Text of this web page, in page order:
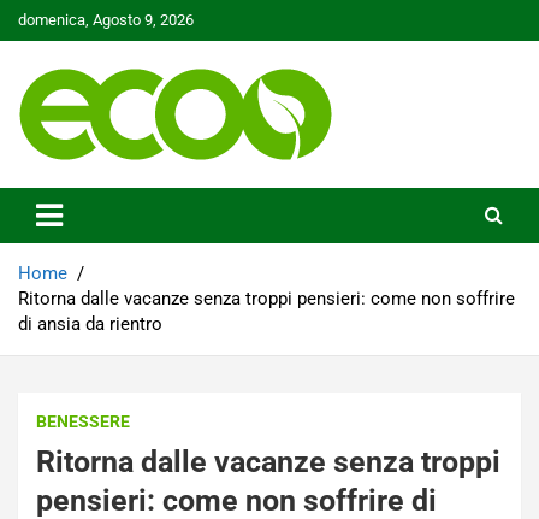
Skip
to
domenica, Agosto 9, 2026
Ecoo.it
Home
Ritorna dalle vacanze senza troppi pensieri: come non soffrire
di ansia da rientro
BENESSERE
Ritorna dalle vacanze senza troppi
pensieri: come non soffrire di